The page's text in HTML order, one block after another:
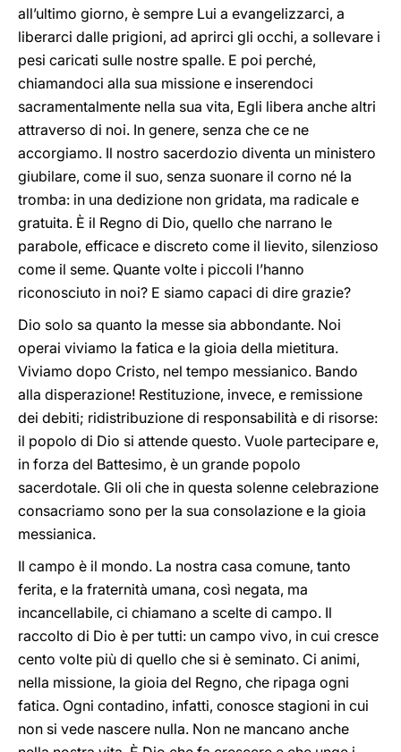
all’ultimo giorno, è sempre Lui a evangelizzarci, a
liberarci dalle prigioni, ad aprirci gli occhi, a sollevare i
pesi caricati sulle nostre spalle. E poi perché,
chiamandoci alla sua missione e inserendoci
sacramentalmente nella sua vita, Egli libera anche altri
attraverso di noi. In genere, senza che ce ne
accorgiamo. Il nostro sacerdozio diventa un ministero
giubilare, come il suo, senza suonare il corno né la
tromba: in una dedizione non gridata, ma radicale e
gratuita. È il Regno di Dio, quello che narrano le
parabole, efficace e discreto come il lievito, silenzioso
come il seme. Quante volte i piccoli l’hanno
riconosciuto in noi? E siamo capaci di dire grazie?
Dio solo sa quanto la messe sia abbondante. Noi
operai viviamo la fatica e la gioia della mietitura.
Viviamo dopo Cristo, nel tempo messianico. Bando
alla disperazione! Restituzione, invece, e remissione
dei debiti; ridistribuzione di responsabilità e di risorse:
il popolo di Dio si attende questo. Vuole partecipare e,
in forza del Battesimo, è un grande popolo
sacerdotale. Gli oli che in questa solenne celebrazione
consacriamo sono per la sua consolazione e la gioia
messianica.
Il campo è il mondo. La nostra casa comune, tanto
ferita, e la fraternità umana, così negata, ma
incancellabile, ci chiamano a scelte di campo. Il
raccolto di Dio è per tutti: un campo vivo, in cui cresce
cento volte più di quello che si è seminato. Ci animi,
nella missione, la gioia del Regno, che ripaga ogni
fatica. Ogni contadino, infatti, conosce stagioni in cui
non si vede nascere nulla. Non ne mancano anche